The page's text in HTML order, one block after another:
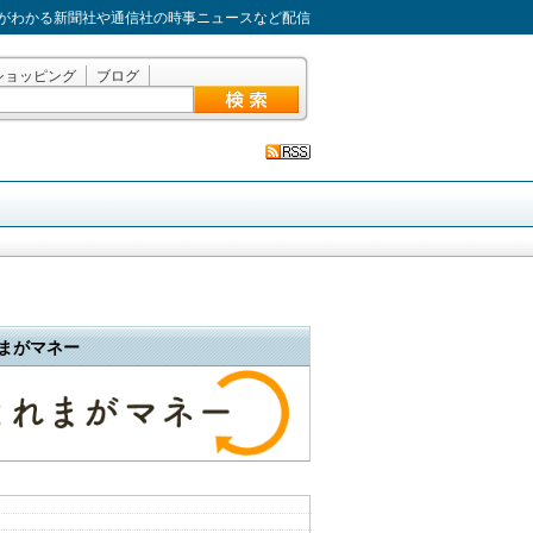
わかる新聞社や通信社の時事ニュースなど配信
ョッピング ブログ
がマネー